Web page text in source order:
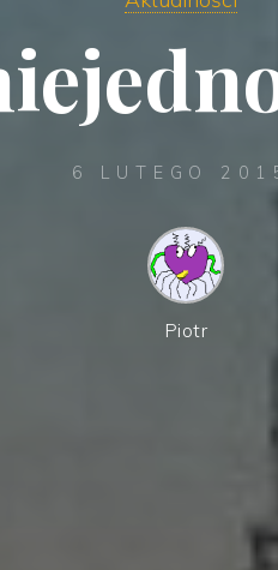
6 LUTEGO
Piotr